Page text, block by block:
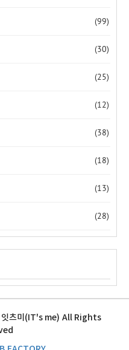
(99)
(30)
(25)
(12)
(38)
(18)
(13)
(28)
츠미(IT's me) All Rights